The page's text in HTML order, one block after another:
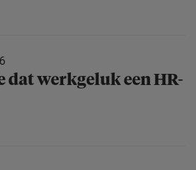
dat werkgeluk een HR-